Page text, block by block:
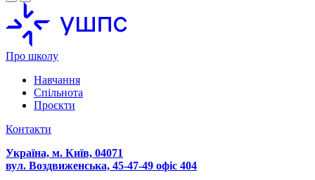
Про школу
Навчання
Спільнота
Проєкти
Контакти
Україна, м. Київ, 04071
вул. Воздвиженська, 45-47-49 офіс 404